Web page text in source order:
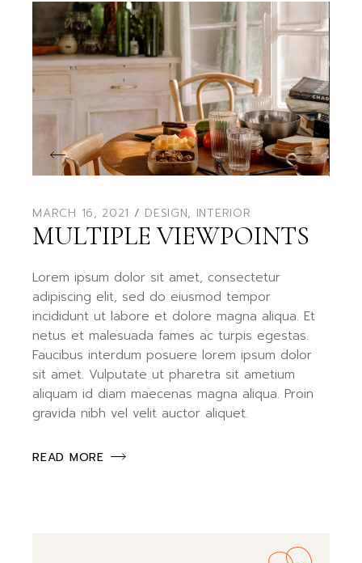
MARCH 16, 2021 DESIGN, INTERIOR
MULTIPLE VIEWPOINTS
Lorem ipsum dolor sit amet, consectetur
adipiscing elit, sed do eiusmod tempor
incididunt ut labore et dolore magna aliqua. Et
netus et malesuada fames ac turpis egestas.
Faucibus interdum posuere lorem ipsum dolor
sit amet. Vulputate ut pharetra sit ametium
aliquam id diam maecenas magna aliqua. Proin
gravida nibh vel velit auctor aliquet.
READ MORE